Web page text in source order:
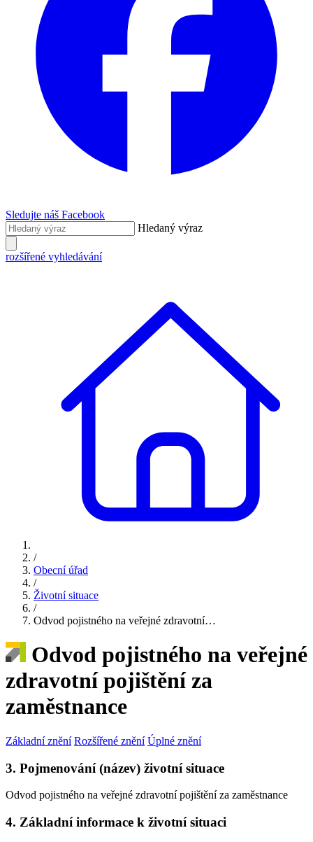
Sledujte náš Facebook
Hledaný výraz
rozšířené vyhledávání
/
Obecní úřad
/
Životní situace
/
Odvod pojistného na veřejné zdravotní…
Odvod pojistného na veřejné
zdravotní pojištění za
zaměstnance
Základní znění Rozšířené znění Úplné znění
3. Pojmenování (název) životní situace
Odvod pojistného na veřejné zdravotní pojištění za zaměstnance
4. Základní informace k životní situaci